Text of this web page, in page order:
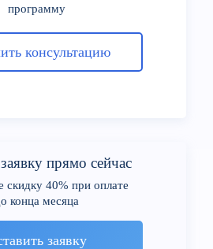
программу
консультацию
прямо сейчас
скидку 40% при оплате
конца месяца
заявку